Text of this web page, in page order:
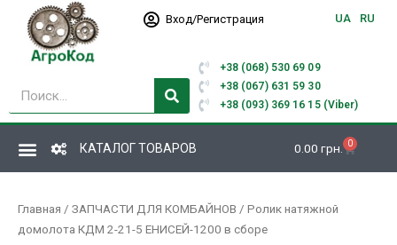
Перейти
содержимому
Вход/Регистрация UA RU
Поиск
+38 (068) 530 69 09
+38 (067) 631 59 30
+38 (093) 369 16 15 (Viber)
КАТАЛОГ ТОВАРОВ 0.00 грн. 0
Корзина
Главная / ЗАПЧАСТИ ДЛЯ КОМБАЙНОВ / Ролик натяжной
домолота КДМ 2-21-5 ЕНИСЕЙ-1200 в сборе